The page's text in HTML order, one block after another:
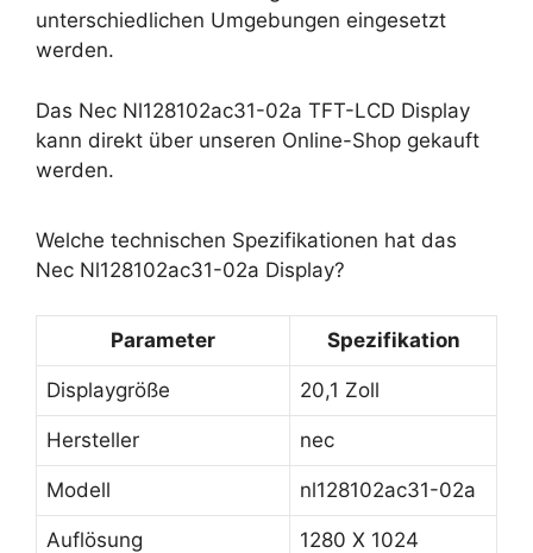
unterschiedlichen Umgebungen eingesetzt
werden.
Das Nec Nl128102ac31-02a TFT-LCD Display
kann direkt über unseren Online-Shop gekauft
werden.
Welche technischen Spezifikationen hat das
Nec Nl128102ac31-02a Display?
Parameter Spezifikation
Displaygröße 20,1 Zoll
Hersteller nec
Modell nl128102ac31-02a
Auflösung 1280 X 1024